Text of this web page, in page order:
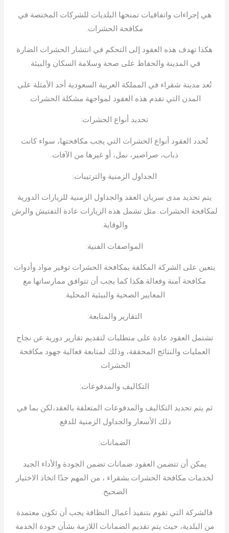
هي إجراءات واتفاقيات تمنحها البلديات للشركات المختصة في
مكافحة الحشرات.
هكذا تهدف هذه العقود إلى التحكم في انتشار الحشرات الضارة
في المدينة والحفاظ على صحة وسلامة السكان والبيئة.
تُعد مدينة شقراء في المملكة العربية السعودية أحد الأمثلة على
المدن التي تقدم هذه العقود لمواجهة مشكلة الحشرات.
تحديد أنواع الحشرات:
تُحدد العقود أنواع الحشرات التي يجب مكافحتها، سواء كانت
ذباب، صراصير، نمل، أو غيرها من الآفات.
الجداول الزمنية والترتيبات:
يتم تحديد مدى سريان العقد والجداول الزمنية للزيارات الدورية
لمكافحة الحشرات. مثل تشمل هذه الزيارات عادة التفتيش والرش
والوقاية.
المواصفات الفنية:
يتعين على الشركة المكلفة بمكافحة الحشرات توفير مواد وأدوات
مكافحة آمنة وفعالة.هكذا كما يجب أن تتوافق ممارساتها مع
المعايير الصحية والبيئية المحلية.
التقارير والمتابعة:
تشتمل العقود عادة على متطلبات لتقديم تقارير دورية عن نجاح
العمليات والنتائج المحققة، وذلك لمتابعة فعالية جهود مكافحة
الحشرات.
التكاليف والمدفوعات:
ثم يتم تحديد التكاليف والمدفوعات المتعلقة بالعقد،لكن بما في
ذلك الأسعار والجداول الزمنية للدفع.
الضمانات:
يمكن أن تتضمن العقود ضمانات تضمن الجودة والأداء الجيد
لخدمات مكافحة الحشرات.بشقراء ، من المهم جدًا اتخاذ الاختيار
الصحيح.
فالشركة التي تقوم بتنفيذ أعمال النظافة يجب أن تكون معتمدة
من البلدية، حيث يتم تقديم الضمانات اللازمة بشأن جودة الخدمة